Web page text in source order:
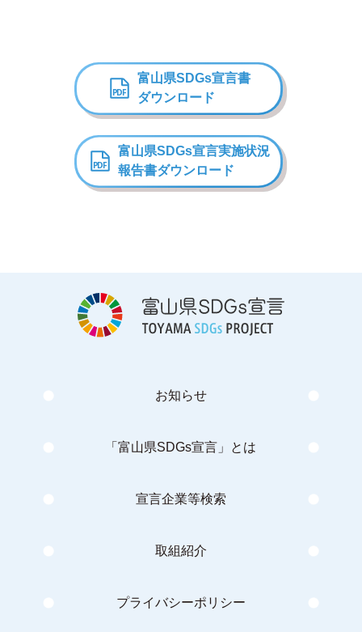
富山県SDGs宣言書
ダウンロード
富山県SDGs宣言実施状況
報告書ダウンロード
お知らせ
「富山県SDGs宣言」とは
宣言企業等検索
取組紹介
プライバシーポリシー